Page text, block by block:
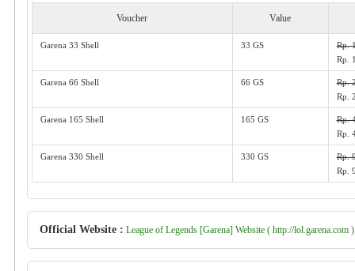
Voucher Value
Garena 33 Shell 33 GS
Rp.
Rp.
Garena 66 Shell 66 GS
Rp.
Rp.
Garena 165 Shell 165 GS
Rp.
Rp.
Garena 330 Shell 330 GS
Rp.
Rp.
Official Website : League of Legends [Garena] Website ( http://lol.garena.com )